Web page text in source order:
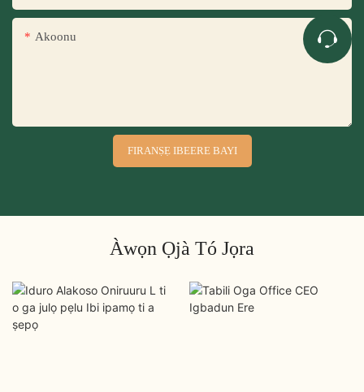
Akoonu
FIRANṢẸ IBEERE BAYI
Àwọn Ọjà Tó Jọra